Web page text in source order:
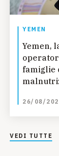
YEMEN
Yemen,
famiglie
26/08/
VEDI TUTTE